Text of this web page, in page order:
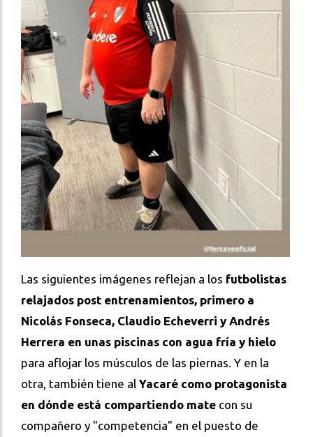
Las siguientes imágenes reflejan a los futbolistas
relajados post entrenamientos, primero a
Nicolás Fonseca, Claudio Echeverri y Andrés
Herrera en unas piscinas con agua fría y hielo
para aflojar los músculos de las piernas. Y en la
otra, también tiene al Yacaré como protagonista
en dónde está compartiendo mate con su
compañero y "competencia" en el puesto de